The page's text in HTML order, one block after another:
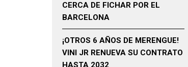
CERCA DE FICHAR POR EL
BARCELONA
¡OTROS 6 AÑOS DE MERENGUE!
VINI JR RENUEVA SU CONTRATO
HASTA 2032